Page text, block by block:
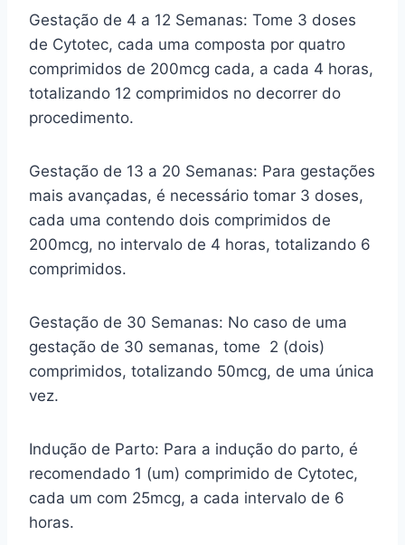
Gestação de 4 a 12 Semanas: Tome 3 doses
de Cytotec, cada uma composta por quatro
comprimidos de 200mcg cada, a cada 4 horas,
totalizando 12 comprimidos no decorrer do
procedimento.
Gestação de 13 a 20 Semanas: Para gestações
mais avançadas, é necessário tomar 3 doses,
cada uma contendo dois comprimidos de
200mcg, no intervalo de 4 horas, totalizando 6
comprimidos.
Gestação de 30 Semanas: No caso de uma
gestação de 30 semanas, tome 2 (dois)
comprimidos, totalizando 50mcg, de uma única
vez.
Indução de Parto: Para a indução do parto, é
recomendado 1 (um) comprimido de Cytotec,
cada um com 25mcg, a cada intervalo de 6
horas.